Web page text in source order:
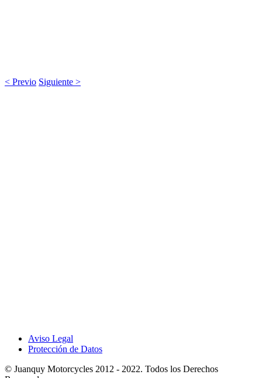
< Previo Siguiente >
Aviso Legal
Protección de Datos
© Juanquy Motorcycles 2012 - 2022. Todos los Derechos